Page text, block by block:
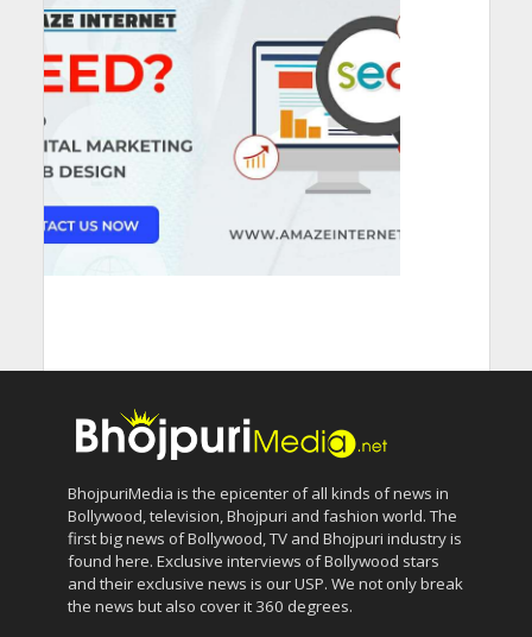
BhojpuriMedia is the epicenter of all kinds of news in
Bollywood, television, Bhojpuri and fashion world. The
first big news of Bollywood, TV and Bhojpuri industry is
found here. Exclusive interviews of Bollywood stars
and their exclusive news is our USP. We not only break
the news but also cover it 360 degrees.